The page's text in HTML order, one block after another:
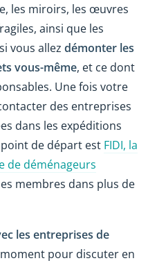
les miroirs, les œuvres
ainsi que les
vous allez démonter les
vous-même, et ce dont
Une fois votre
des entreprises
dans les expéditions
de départ est FIDI, la
de déménageurs
membres dans plus de
les entreprises de
pour discuter en